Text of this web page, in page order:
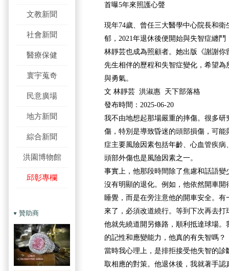
文教新聞
社會新聞
醫療保健
寰宇蒐奇
民意廣場
地方新聞
綜合新聞
洪園博物館
邱彰專欄
贊助商
首曝5年來照護心聲
現年74歲、曾任三大醫學中心院長和
郁，2021年退休後便開始與失智症纏
林靜芸也成為照顧者。她出版《謝謝
先生相伴的歷程和失智症變化，希望
與勇氣。
文 林靜芸 洪淑惠 天下部落格
發布時間：2025-06-20
我不由地想起那場嚴重的摔傷。很多
傷，特別是導致昏迷的頭部損傷，可
症主要風險因素包括年齡、心血管疾
頭部外傷也是風險因素之一。
事實上，他那段時間除了焦慮和話語
沒有明顯的退化。例如，他依然開車
睡覺，而是在旁注意他的開車安全。
來了，必須改道繞行。等到下次再去
他就先繞道開另條路，順利抵達球場
的記性和應變能力，他真的有失智嗎？
當時我心理上，是排拒接受他失智的
取相應的對策。他退休後，我就著手認